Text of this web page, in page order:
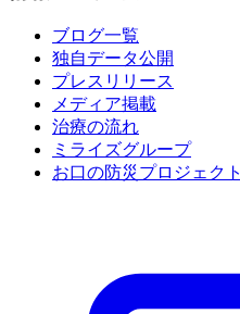
ブログ一覧
独自データ公開
プレスリリース
メディア掲載
治療の流れ
ミライズグループ
お口の防災プロジェクト